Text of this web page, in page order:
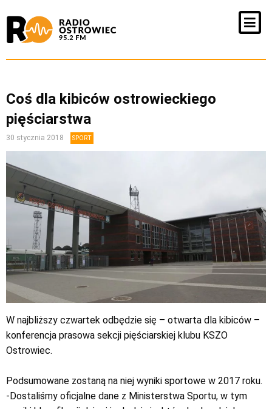
Coś dla kibiców ostrowieckiego
pięściarstwa
30 stycznia 2018 SPORT
W najbliższy czwartek odbędzie się – otwarta dla kibiców –
konferencja prasowa sekcji pięściarskiej klubu KSZO
Ostrowiec.
Podsumowane zostaną na niej wyniki sportowe w 2017 roku.
-Dostaliśmy oficjalne dane z Ministerstwa Sportu, w tym